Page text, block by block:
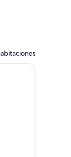
de semana ago
mesita redonda y
moderna con dos